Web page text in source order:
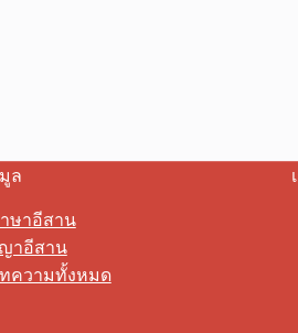
ล
ษาอีสาน
าอีสาน
ความทั้งหมด